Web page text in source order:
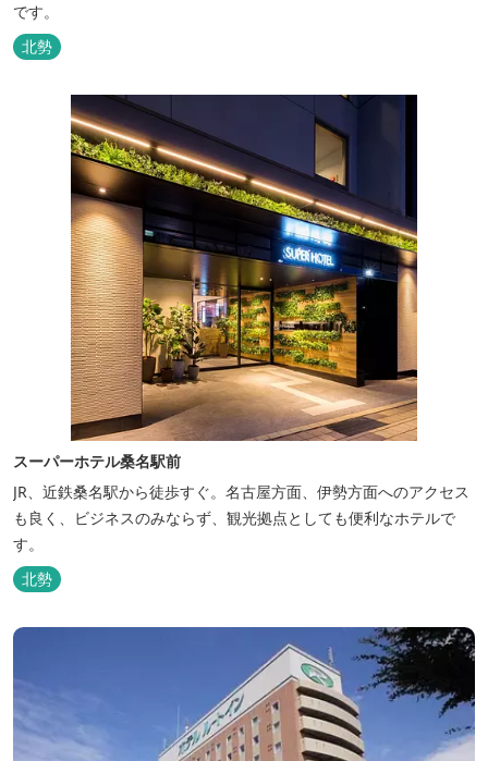
です。
北勢
スーパーホテル桑名駅前
JR、近鉄桑名駅から徒歩すぐ。名古屋方面、伊勢方面へのアクセス
も良く、ビジネスのみならず、観光拠点としても便利なホテルで
す。
北勢